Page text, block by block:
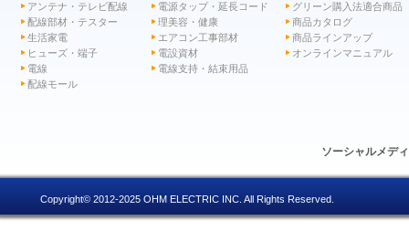
アンテナ・テレビ配線
電源タップ・延長コード
配線部材・テスター
理美容・健康
生活家電
エアコン工事部材
ヒューズ・端子
電設資材
電線
電線支持・結束用品
配線モール
グリーン購入法適合商品
商品カタログ
商品ラインアップ
オンラインマニュアル
ソーシャルメデ
Copyright© 2012-2025 OHM ELECTRIC INC. All Rights Reserved.